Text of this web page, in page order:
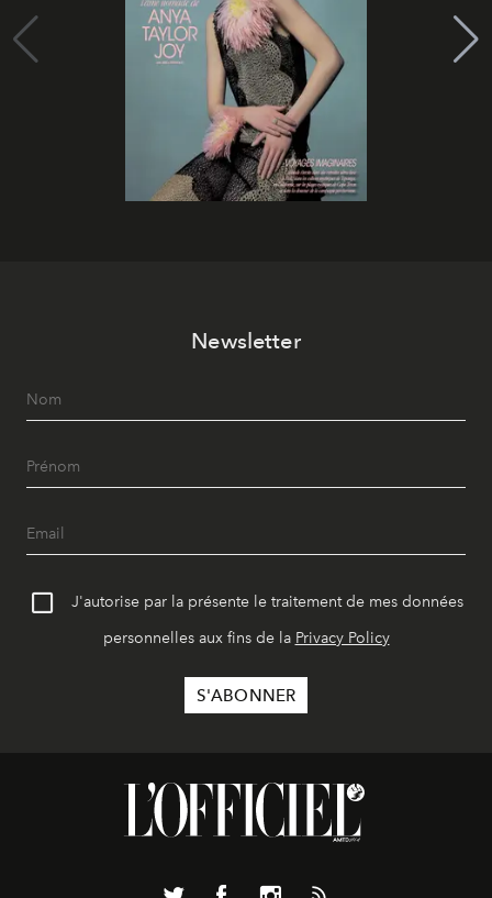
Newsletter
J'autorise par la présente le traitement de mes données
personnelles aux fins de la Privacy Policy